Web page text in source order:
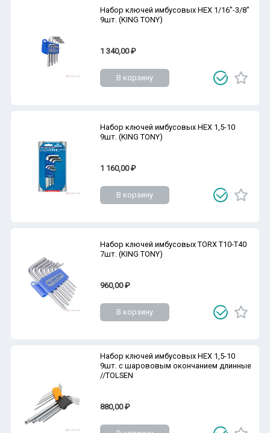
Набор ключей имбусовых HEX 1/16"-3/8"
9шт. (KING TONY)
1 340,00 ₽
В корзину
Набор ключей имбусовых HEX 1,5-10
9шт. (KING TONY)
1 160,00 ₽
В корзину
Набор ключей имбусовых TORX Т10-Т40
7шт. (KING TONY)
960,00 ₽
В корзину
Набор ключей имбусовых HEX 1,5-10
9шт. с шарововым окончанием длинные
//TOLSEN
880,00 ₽